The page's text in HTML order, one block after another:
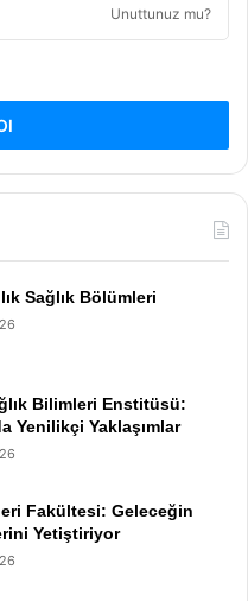
Unuttunuz mu?
Sağlık Bölümleri
Bilimleri Enstitüsü:
Yenilikçi Yaklaşımlar
Fakültesi: Geleceğin
Yetiştiriyor